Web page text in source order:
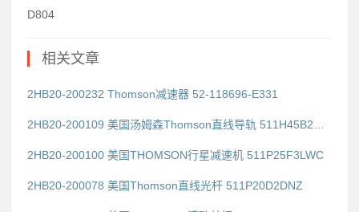
D804
相关文章
2HB20-200232 Thomson减速器 52-118696-E331
2HB20-200100 美国THOMSON行星减速机 511P25F3LWC
2HB20-200078 美国Thomson直线光杆 511P20D2DNZ